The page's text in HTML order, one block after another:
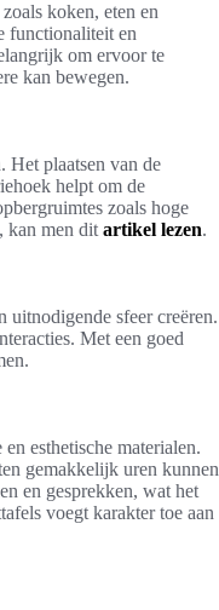
koken, eten en
functionaliteit en
om ervoor te
kan bewegen.
Het plaatsen van de
helpt om de
zoals hoge
kan men dit artikel lezen.
uitnodigende sfeer creëren.
Met een goed
esthetische materialen.
gemakkelijk uren kunnen
en gesprekken, wat het
voegt karakter toe aan